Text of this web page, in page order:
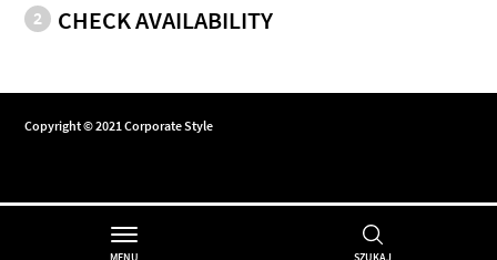
2 CHECK AVAILABILITY
Copyright © 2021 Corporate Style